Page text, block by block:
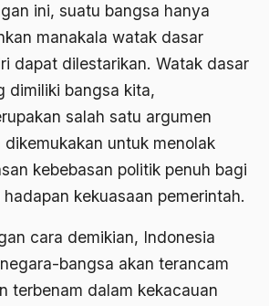
ini, suatu bangsa hanya
manakala watak dasar
dapat dilestarikan. Watak dasar
dimiliki bangsa kita,
salah satu argumen
untuk menolak
kebebasan politik penuh bagi
kekuasaan pemerintah.
cara demikian, Indonesia
bangsa akan terancam
terbenam dalam kekacauan